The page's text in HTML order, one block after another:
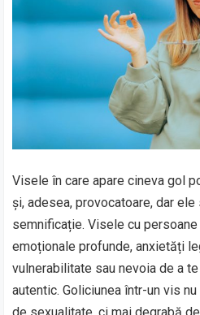
Visele în care apare cineva gol
și, adesea, provocatoare, dar
semnificație. Visele cu
emoționale profunde, anxietăți
vulnerabilitate sau nevoia de a
autentic. Goliciunea într-un vis
de sexualitate, ci mai degrabă